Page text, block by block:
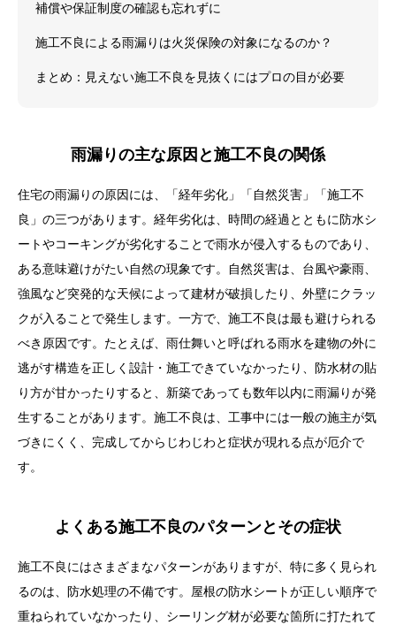
補償や保証制度の確認も忘れずに
施工不良による雨漏りは火災保険の対象になるのか？
まとめ：見えない施工不良を見抜くにはプロの目が必要
雨漏りの主な原因と施工不良の関係
住宅の雨漏りの原因には、「経年劣化」「自然災害」「施工不
良」の三つがあります。経年劣化は、時間の経過とともに防水シ
ートやコーキングが劣化することで雨水が侵入するものであり、
ある意味避けがたい自然の現象です。自然災害は、台風や豪雨、
強風など突発的な天候によって建材が破損したり、外壁にクラッ
クが入ることで発生します。一方で、施工不良は最も避けられる
べき原因です。たとえば、雨仕舞いと呼ばれる雨水を建物の外に
逃がす構造を正しく設計・施工できていなかったり、防水材の貼
り方が甘かったりすると、新築であっても数年以内に雨漏りが発
生することがあります。施工不良は、工事中には一般の施主が気
づきにくく、完成してからじわじわと症状が現れる点が厄介で
す。
よくある施工不良のパターンとその症状
施工不良にはさまざまなパターンがありますが、特に多く見られ
るのは、防水処理の不備です。屋根の防水シートが正しい順序で
重ねられていなかったり、シーリング材が必要な箇所に打たれて